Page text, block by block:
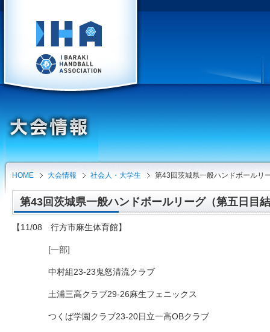
HOME 大会情報 社会人・大学生 第43回茨城県一般ハンドボールリ
第43回茨城県一般ハンドボールリーグ（第五日目
【11/08 行方市麻生体育館】
[一部]
中村組23-23鬼怒清流クラブ
土浦三高クラブ29-26麻生フェニックス
つくば学園クラブ23-20日立一高OBクラブ